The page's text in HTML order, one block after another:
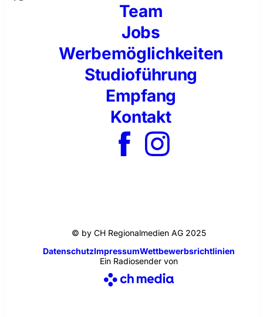
Team
Jobs
Werbemöglichkeiten
Studioführung
Empfang
Kontakt
© by CH Regionalmedien AG 2025
DatenschutzImpressumWettbewerbsrichtlinien
Ein Radiosender von